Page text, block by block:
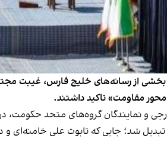
از رسانه‌های خلیج فارس، غیبت
مقاومت» تاکید داشتند.
اسلامی، هیات‌های خارجی و نمایندگان گروه‌های
اطراف آن تبدیل شد؛ جایی که تابوت علی